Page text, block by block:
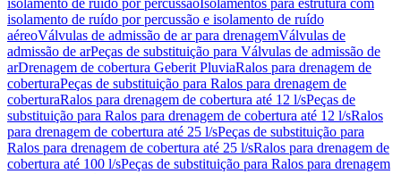
isolamento de ruído por percussãoIsolamentos para estrutura com
isolamento de ruído por percussão e isolamento de ruído
aéreoVálvulas de admissão de ar para drenagemVálvulas de
admissão de arPeças de substituição para Válvulas de admissão de
arDrenagem de cobertura Geberit PluviaRalos para drenagem de
coberturaPeças de substituição para Ralos para drenagem de
coberturaRalos para drenagem de cobertura até 12 l/sPeças de
substituição para Ralos para drenagem de cobertura até 12 l/sRalos
para drenagem de cobertura até 25 l/sPeças de substituição para
Ralos para drenagem de cobertura até 25 l/sRalos para drenagem de
cobertura até 100 l/sPeças de substituição para Ralos para drenagem